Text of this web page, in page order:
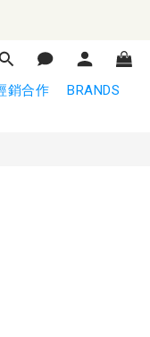
銷合作 BRANDS
立即購買